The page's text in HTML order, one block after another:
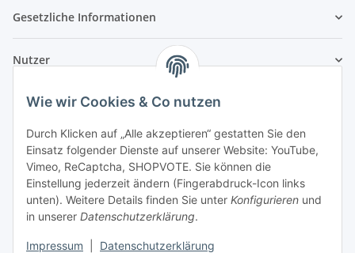
Wie wir Cookies & Co nutzen
Durch Klicken auf „Alle akzeptieren“ gestatten Sie den
Einsatz folgender Dienste auf unserer Website: YouTube,
Vimeo, ReCaptcha, SHOPVOTE. Sie können die
Einstellung jederzeit ändern (Fingerabdruck-Icon links
unten). Weitere Details finden Sie unter Konfigurieren und
in unserer Datenschutzerklärung.
Impressum Datenschutzerklärung
Gesetzliche Informationen
Nutzer